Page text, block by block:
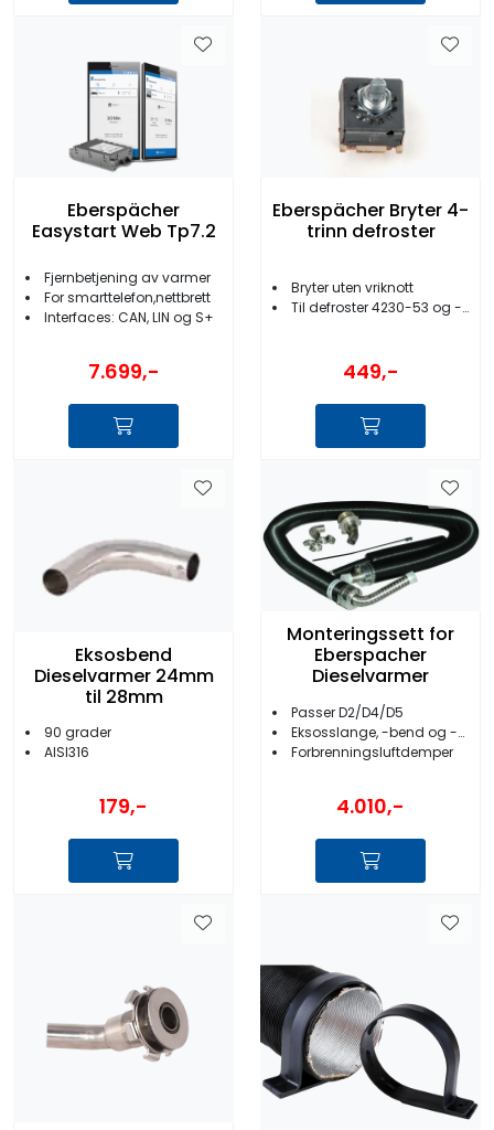
Eberspächer
Easystart Web Tp7.2
Fjernbetjening av varmer
For smarttelefon,nettbrett
Interfaces: CAN, LIN og S+
7.699,-
Eberspächer Bryter 4-
trinn defroster
Bryter uten vriknott
Til defroster 4230-53 og -54
449,-
Eksosbend
Dieselvarmer 24mm
til 28mm
90 grader
AISI316
179,-
Monteringssett for
Eberspacher
Dieselvarmer
Passer D2/D4/D5
Eksosslange, -bend og -gjennomføring
Forbrenningsluftdemper
4.010,-